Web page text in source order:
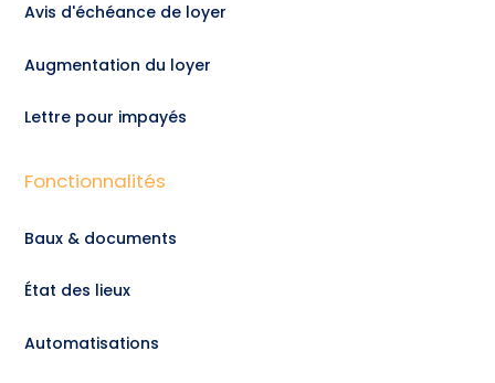
Avis d'échéance de loyer
Augmentation du loyer
Lettre pour impayés
Fonctionnalités
Baux & documents
État des lieux
Automatisations